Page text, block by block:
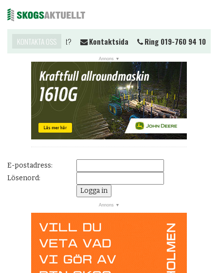
NYHETER
KALENDER
MARKNAD
PRENUMERERA
OM OSS
KONTAKTA OSS
Vill du komma i kontakt? Kontaktsida Ring 019-760 94 10
E-postadress:
Lösenord: